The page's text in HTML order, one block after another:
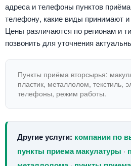
адреса и телефоны пунктов
телефону, какие виды принимают и
Цены различаются по регионам и
позвонить для уточнения
Пункты приёма вторсырья:
пластик, металлолом, текстиль,
телефоны, режим работы.
Другие услуги: компании по
пункты приема макулатуры ·